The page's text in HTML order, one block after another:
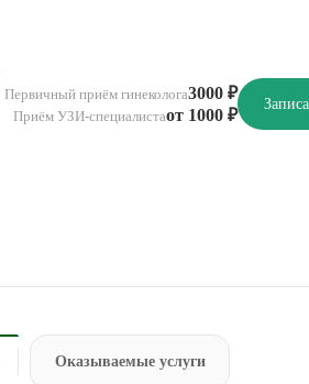
Первичный приём гинеколога3000 ₽
Приём УЗИ-специалистаот 1000 ₽
Оказываемые услуги